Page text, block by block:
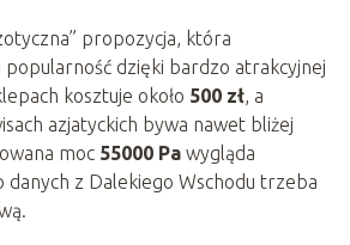
propozycja, która
dzięki bardzo atrakcyjnej
kosztuje około 500 zł, a
azjatyckich bywa nawet bliżej
moc 55000 Pawygląda
danych z Dalekiego Wschodu trzeba